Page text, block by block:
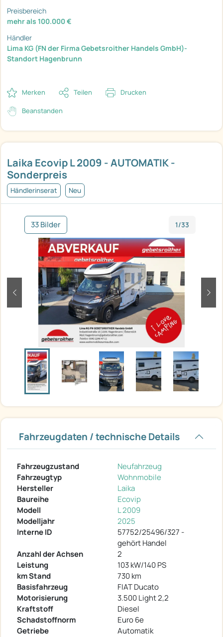
Laika Ecovip L 2009 - AUTOMATIK -
Sonderpreis
Händlerinserat Neu
33 Bilder 1/33
zurück
Fahrzeugdaten / technische Details
Fahrzeugzustand
Neufahrzeug
Fahrzeugtyp
Wohnmobile
Hersteller
Laika
Baureihe
Ecovip
Modell
L 2009
Modelljahr
2025
Interne ID
57752/25496/327 -
gehört Handel
Anzahl der Achsen
2
Leistung
103 kW/140 PS
km Stand
730 km
Basisfahrzeug
FIAT Ducato
Motorisierung
3.500 Light 2,2
Kraftstoff
Diesel
Schadstoffnorm
Euro 6e
Getriebe
Automatik
Preisbereich
mehr als 100.000 €
Händler
Lima KG (FN der Firma Gebetsroither Handels GmbH)-
Standort Hagenbrunn
Merken Teilen Drucken
Beanstanden